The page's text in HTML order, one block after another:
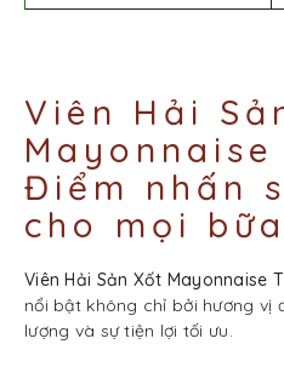
Viên Hải
Mayonnaise
Điểm nhấn
cho mọi
Viên Hải Sản Xốt Mayonnaise
nổi bật không chỉ bởi hương vị
lượng và sự tiện lợi tối ưu.